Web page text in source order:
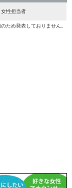
女性担当者
ため発表しておりません。